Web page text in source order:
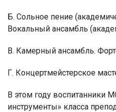
Б. Сольное пение
Вокальный ансамбль
В. Камерный ансамбль.
Г. Концертмейстерское
В этом году воспитанники
инструменты» класса